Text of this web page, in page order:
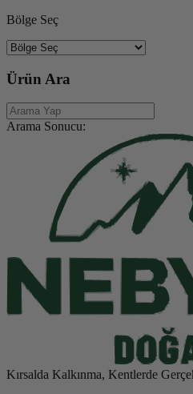
Bölge Seç
Ürün Ara
Arama Sonucu:
Kırsalda Kalkınma, Kentlerde